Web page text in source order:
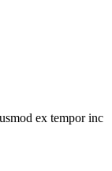
ex tempor inc